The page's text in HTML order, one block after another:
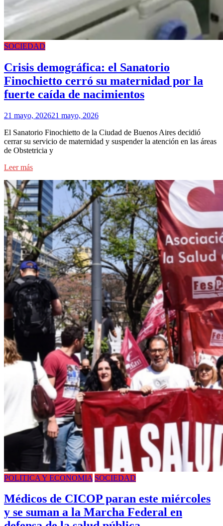
SOCIEDAD
Crisis demográfica: el Sanatorio
Finochietto cerró su maternidad por la
fuerte caída de nacimientos
21 mayo, 202621 mayo, 2026
El Sanatorio Finochietto de la Ciudad de Buenos Aires decidió
cerrar su servicio de maternidad y suspender la atención en las áreas
de Obstetricia y
Leer más
POLITICA Y ECONOMIA SOCIEDAD
Médicos de CICOP paran este miércoles
y se suman a la Marcha Federal en